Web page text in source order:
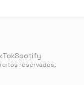
Spotify
reservados.